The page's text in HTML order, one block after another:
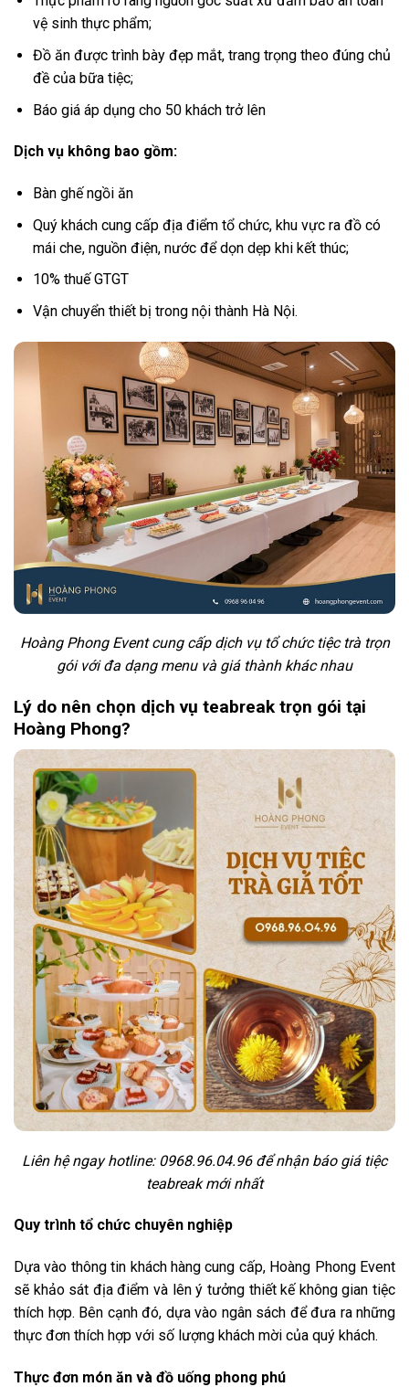
vệ sinh thực phẩm;
Đồ ăn được trình bày đẹp mắt, trang trọng theo đúng chủ
đề của bữa tiệc;
Báo giá áp dụng cho 50 khách trở lên
Dịch vụ không bao gồm:
Bàn ghế ngồi ăn
Quý khách cung cấp địa điểm tổ chức, khu vực ra đồ có
mái che, nguồn điện, nước để dọn dẹp khi kết thúc;
10% thuế GTGT
Vận chuyển thiết bị trong nội thành Hà Nội.
Hoàng Phong Event cung cấp dịch vụ tổ chức tiệc trà trọn
gói với đa dạng menu và giá thành khác nhau
Lý do nên chọn dịch vụ teabreak trọn gói tại
Hoàng Phong?
Liên hệ ngay hotline: 0968.96.04.96 để nhận báo giá tiệc
teabreak mới nhất
Quy trình tổ chức chuyên nghiệp
Dựa vào thông tin khách hàng cung cấp, Hoàng Phong Event
sẽ khảo sát địa điểm và lên ý tưởng thiết kế không gian tiệc
thích hợp. Bên cạnh đó, dựa vào ngân sách để đưa ra những
thực đơn thích hợp với số lượng khách mời của quý khách.
Thực đơn món ăn và đồ uống phong phú